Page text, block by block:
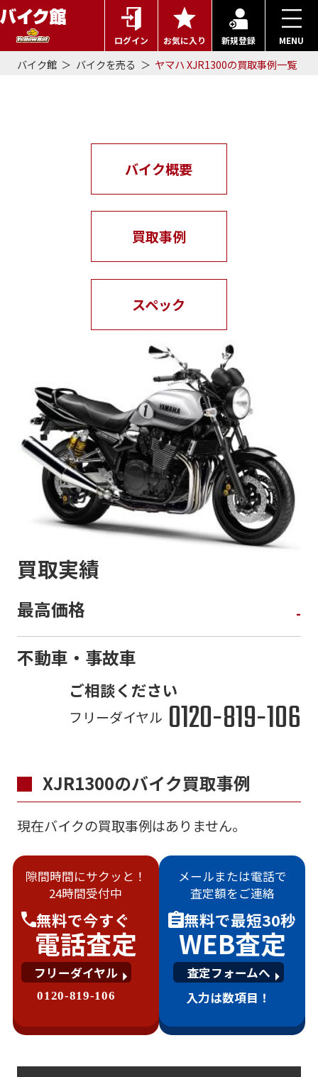
ログイン お気に入り 新規登録 MENU
バイク館 バイクを売る ヤマハ XJR1300の買取事例一覧
バイク概要
買取事例
スペック
買取実績
最高価格 -
不動車・事故車
ご相談ください
フリーダイヤル 0120-819-106
XJR1300のバイク買取事例
現在バイクの買取事例はありません。
隙間時間にサクッと！
24時間受付中
無料で今すぐ
電話査定
フリーダイヤル
0120-819-106
メールまたは電話で
査定額をご連絡
無料で最短30秒
WEB査定
査定フォームへ
入力は数項目！